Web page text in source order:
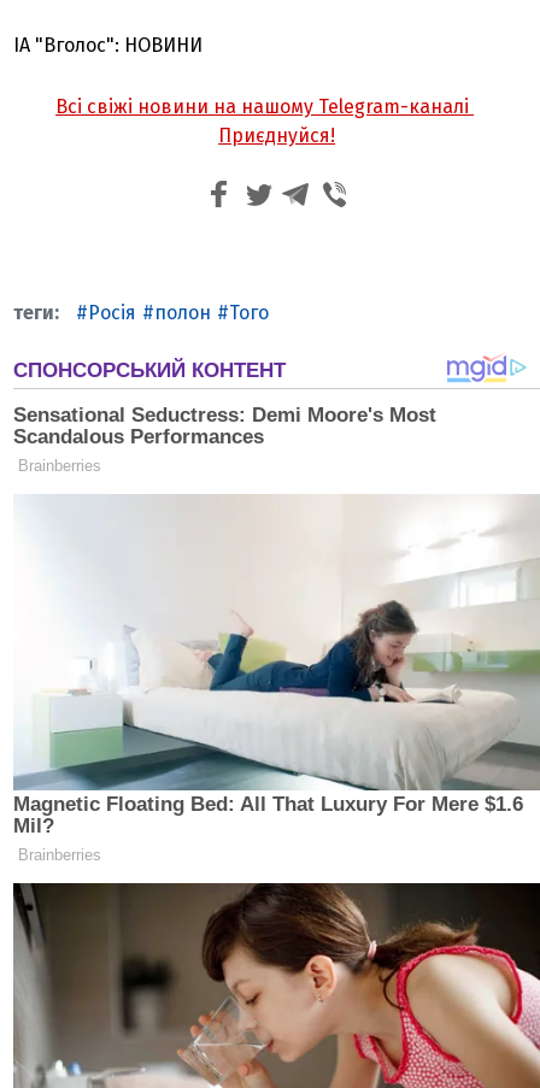
ІА "Вголос": НОВИНИ
Всі свіжі новини на нашому Telegram-каналі
Приєднуйся!
Росія полон Того